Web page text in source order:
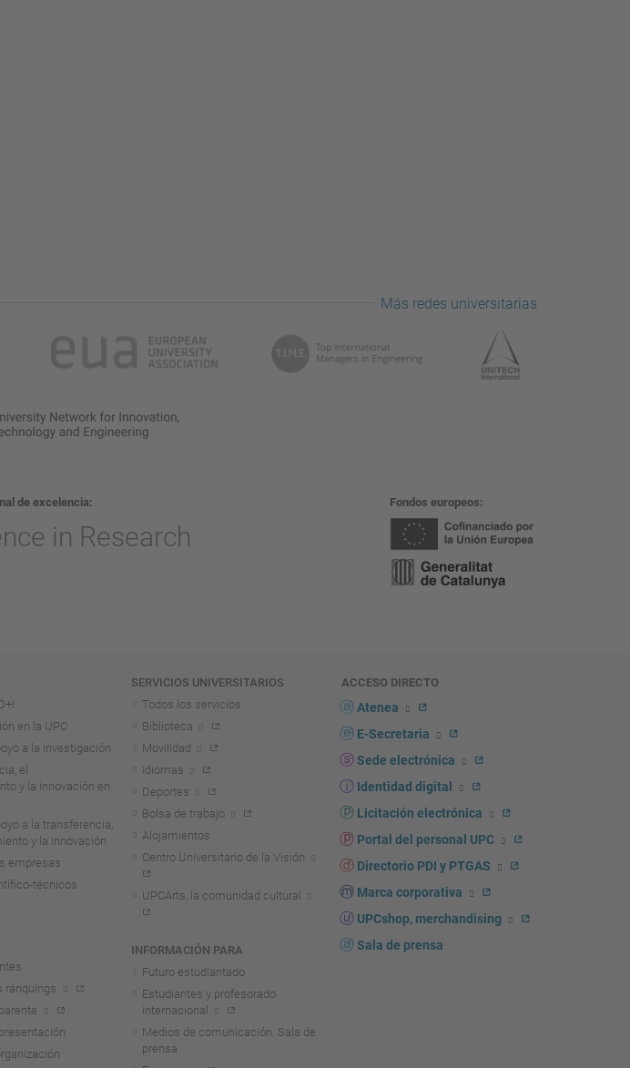
Más redes universitarias
de excelencia Fondos europeos
en la UPC
a la investigación
el
y la innovación en
a la transferencia,
y la innovación
empresas
técnicos
ránquings
SERVICIOS UNIVERSITARIOS
Todos los servicios
Biblioteca
Movilidad
Idiomas
Deportes
Bolsa de trabajo
Alojamientos
Centro Universitario de la Visión
UPCArts, la comunidad cultural
INFORMACIÓN PARA
Futuro estudiantado
Estudiantes y profesorado
internacional
Medios de comunicación. Sala de
prensa
ACCESO DIRECTO
Atenea
E-Secretaria
Sede electrónica
Identidad digital
Licitación electrónica
Portal del personal UPC
Directorio PDI y PTGAS
Marca corporativa
UPCshop, merchandising
Sala de prensa